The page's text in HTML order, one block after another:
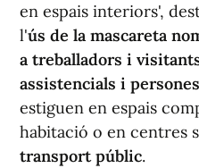
en espais interiors',
l'ús de la mascareta
a treballadors i
assistencials i
estiguen en espais
habitació o en centres
transport públic.